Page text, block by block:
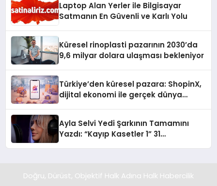
Laptop Alan Yerler ile Bilgisayar
Satmanın En Güvenli ve Karlı Yolu
Küresel rinoplasti pazarının 2030’da
9,6 milyar dolara ulaşması bekleniyor
Türkiye’den küresel pazara: ShopinX,
dijital ekonomi ile gerçek dünya
Ayla Selvi Yedi Şarkının Tamamını
Yazdı: “Kayıp Kasetler 1” 31
Doğru, Dürüst, Objektif Halk Adına Halk Habercilik